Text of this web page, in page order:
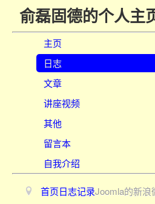
俞磊固德的个人主
主页
日志
文章
讲座视频
其他
留言本
自我介绍
首页日志记录Joomla的新浪